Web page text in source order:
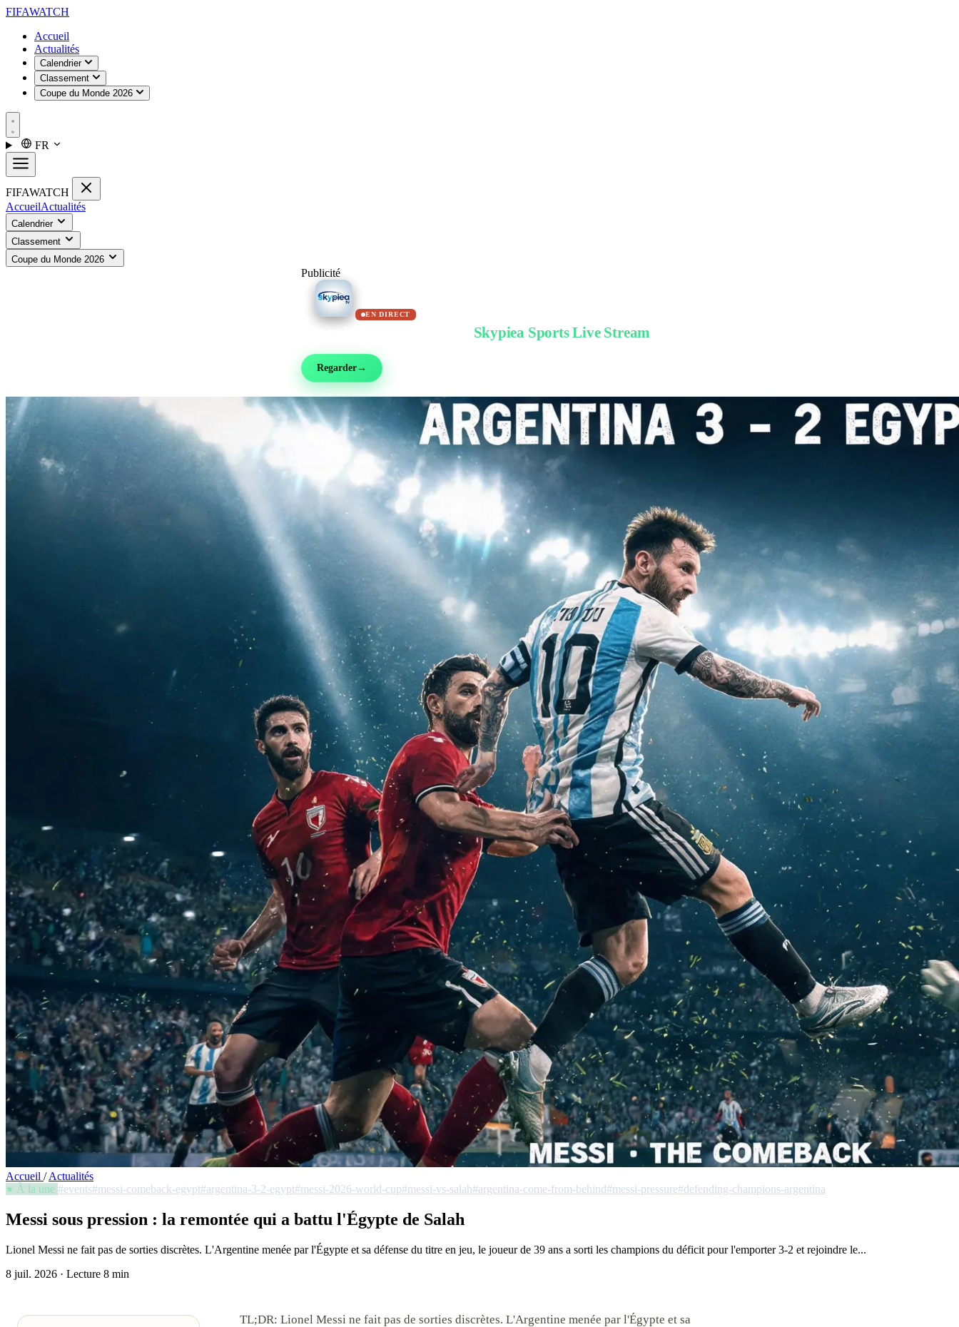
FIFAWATCH
Accueil
Actualités
Calendrier
Classement
Coupe du Monde 2026
FR
FIFAWATCH
AccueilActualités
Calendrier
Classement
Coupe du Monde 2026
Publicité
EN DIRECT
Skypiea Sports Live Stream
Regarder→
Accueil / Actualités
À la une #events#messi-comeback-egypt#argentina-3-2-egypt#messi-2026-world-cup#messi-vs-salah#argentina-come-from-behind#messi-pressure#defending-champions-argentina
Messi sous pression : la remontée qui a battu l'Égypte de Salah
Lionel Messi ne fait pas de sorties discrètes. L'Argentine menée par l'Égypte et sa défense du titre en jeu, le joueur de 39 ans a sorti les champions du déficit pour l'emporter 3-2 et rejoindre le...
8 juil. 2026 · Lecture 8 min
TL;DR: Lionel Messi ne fait pas de sorties discrètes. L'Argentine menée par l'Égypte et sa